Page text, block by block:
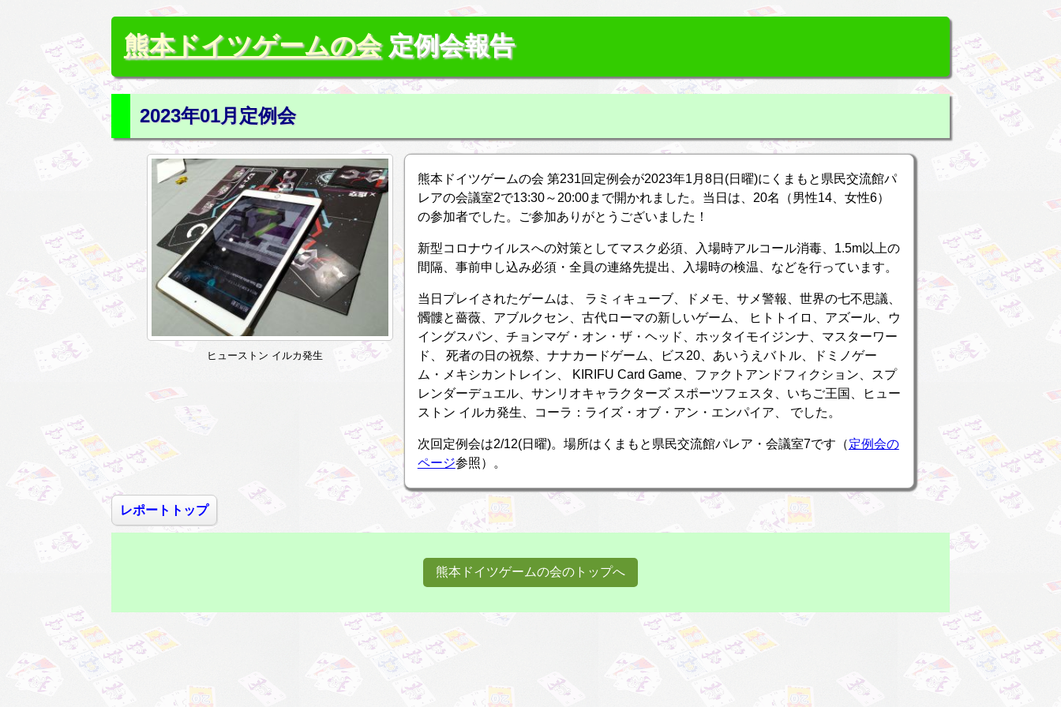
熊本ドイツゲームの会定例会報告
2023年01月定例会
ヒューストン イルカ発生
熊本ドイツゲームの会 第231回定例会が2023年1月8日(日曜)にくまもと県民交流館パ
レアの会議室2で13:30～20:00まで開かれました。当日は、20名（男性14、女性6）
の参加者でした。ご参加ありがとうございました！
新型コロナウイルスへの対策としてマスク必須、入場時アルコール消毒、1.5m以上の
間隔、事前申し込み必須・全員の連絡先提出、入場時の検温、などを行っています。
当日プレイされたゲームは、 ラミィキューブ、ドメモ、サメ警報、世界の七不思議、
髑髏と薔薇、アブルクセン、古代ローマの新しいゲーム、 ヒトトイロ、アズール、ウ
イングスパン、チョンマゲ・オン・ザ・ヘッド、ホッタイモイジンナ、マスターワー
ド、 死者の日の祝祭、ナナカードゲーム、ビス20、あいうえバトル、ドミノゲー
ム・メキシカントレイン、 KIRIFU Card Game、ファクトアンドフィクション、スプ
レンダーデュエル、サンリオキャラクターズ スポーツフェスタ、いちご王国、ヒュー
ストン イルカ発生、コーラ：ライズ・オブ・アン・エンパイア、 でした。
次回定例会は2/12(日曜)。場所はくまもと県民交流館パレア・会議室7です（定例会の
ページ参照）。
レポートトップ
熊本ドイツゲームの会のトップへ